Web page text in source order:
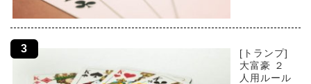
[トランプ]
大富豪 ２
人用ルール